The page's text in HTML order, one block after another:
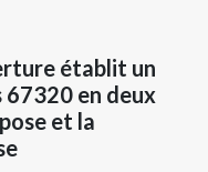
établit un
en deux
et la